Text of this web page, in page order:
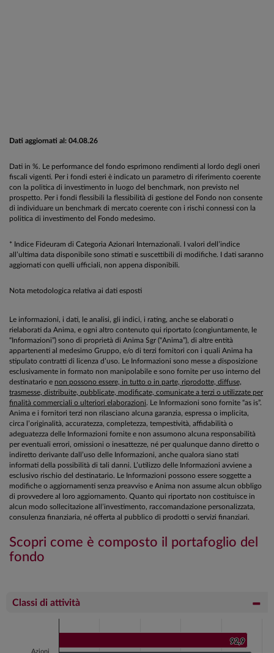
Dati aggiornati al: 04.08.26
Dati in %. Le performance del fondo esprimono rendimenti al lordo degli oneri
fiscali vigenti. Per i fondi esteri è indicato un parametro di riferimento coerente
con la politica di investimento in luogo del benchmark, non previsto nel
prospetto. Per i fondi flessibili la flessibilità di gestione del Fondo non consente
di individuare un benchmark di mercato coerente con i rischi connessi con la
politica di investimento del Fondo medesimo.
* Indice Fideuram di Categoria Azionari Internazionali. I valori dell’indice
all’ultima data disponibile sono stimati e suscettibili di modifiche. I dati saranno
aggiornati con quelli ufficiali, non appena disponibili.
Nota metodologica relativa ai dati esposti
Le informazioni, i dati, le analisi, gli indici, i rating, anche se elaborati o
rielaborati da Anima, e ogni altro contenuto qui riportato (congiuntamente, le
“Informazioni”) sono di proprietà di Anima Sgr (“Anima”), di altre entità
appartenenti al medesimo Gruppo, e/o di terzi fornitori con i quali Anima ha
stipulato contratti di licenza d’uso. Le Informazioni sono messe a disposizione
esclusivamente in formato non manipolabile e sono fornite per uso interno del
destinatario e non possono essere, in tutto o in parte, riprodotte, diffuse,
trasmesse, distribuite, pubblicate, modificate, comunicate a terzi o utilizzate per
finalità commerciali o ulteriori elaborazioni. Le Informazioni sono fornite “as is”.
Anima e i fornitori terzi non rilasciano alcuna garanzia, espressa o implicita,
circa l’originalità, accuratezza, completezza, tempestività, affidabilità o
adeguatezza delle Informazioni fornite e non assumono alcuna responsabilità
per eventuali errori, omissioni o inesattezze, né per qualunque danno diretto o
indiretto derivante dall’uso delle Informazioni, anche qualora siano stati
informati della possibilità di tali danni. L’utilizzo delle Informazioni avviene a
esclusivo rischio del destinatario. Le Informazioni possono essere soggette a
modifiche o aggiornamenti senza preavviso e Anima non assume alcun obbligo
di provvedere al loro aggiornamento. Quanto qui riportato non costituisce in
alcun modo sollecitazione all’investimento, raccomandazione personalizzata,
consulenza finanziaria, né offerta al pubblico di prodotti o servizi finanziari.
Scopri come è composto il portafoglio del
fondo
Classi di attività
92,9
92,9
Azioni